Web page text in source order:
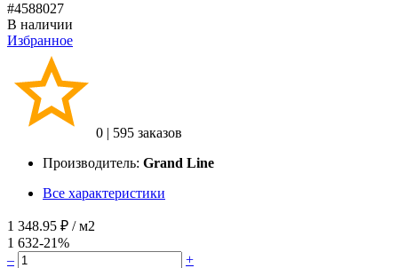
#4588027
В наличии
Избранное
0 | 595 заказов
Производитель: Grand Line
Все характеристики
1 348.95 ₽ / м2
1 632-21%
–
+